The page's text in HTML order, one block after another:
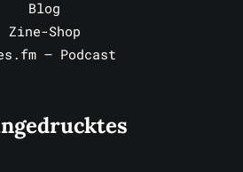
Blog
Zine-Shop
– Podcast